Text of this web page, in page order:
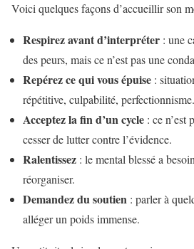
Voici quelques façons d’accueillir son
Respirez avant d’interpréter : une
des peurs, mais ce n’est pas une
Repérez ce qui vous épuise :
répétitive, culpabilité, perfectionnisme.
Acceptez la fin d’un cycle : ce n’est
cesser de lutter contre l’évidence.
Ralentissez : le mental blessé a
réorganiser.
Demandez du soutien : parler à
alléger un poids immense.